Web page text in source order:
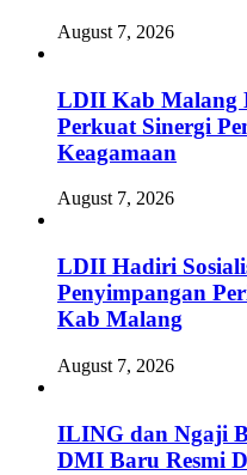
August 7, 2026
LDII Kab Malang
Perkuat Sinergi
Keagamaan
August 7, 2026
LDII Hadiri
Penyimpangan
Kab Malang
August 7, 2026
ILING dan Ngaji
DMI Baru Resmi